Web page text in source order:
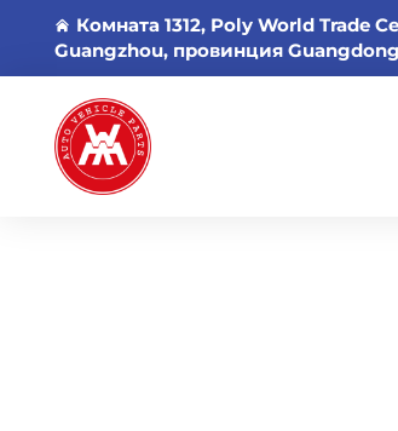
Комната 1312, Poly World Trade
Guangzhou, провинция